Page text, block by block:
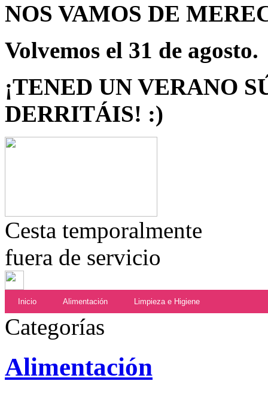
NOS VAMOS DE
Volvemos el 31 de agosto.
¡TENED UN VERANO
DERRITÁIS! :)
Cesta temporalmente
fuera de servicio
Inicio Alimentación Limpieza e Higiene
Categorías
Alimentación